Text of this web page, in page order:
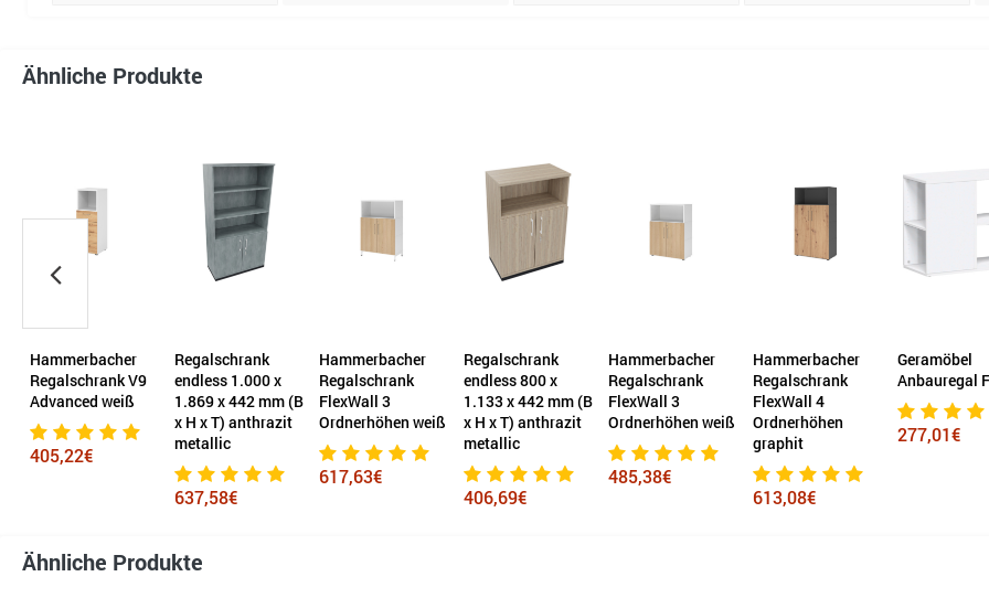
Ähnliche Produkte
Hammerbacher
Regalschrank V9
Advanced weiß
405,22€
Regalschrank
endless 1.000 x
1.869 x 442 mm (B
x H x T) anthrazit
metallic
637,58€
Hammerbacher
Regalschrank
FlexWall 3
Ordnerhöhen weiß
617,63€
Regalschrank
endless 800 x
1.133 x 442 mm (B
x H x T) anthrazit
metallic
406,69€
Hammerbacher
Regalschrank
FlexWall 3
Ordnerhöhen weiß
485,38€
Hammerbacher
Regalschrank
FlexWall 4
Ordnerhöhen
graphit
613,08€
Geramöbel
Anbauregal
277,01€
Ähnliche Produkte